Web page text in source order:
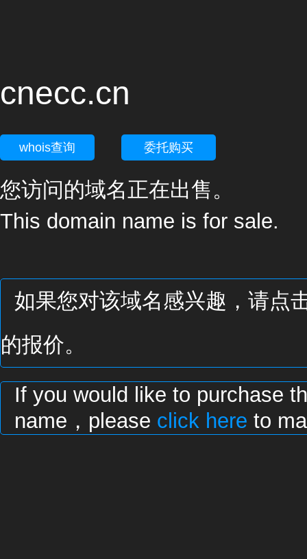
cnecc.cn
whois查询 委托购买
您访问的域名正在出售。
This domain name is for sale.
如果您对该域名感兴趣，请点
的报价。
If you would like to purchase
name，please click here to